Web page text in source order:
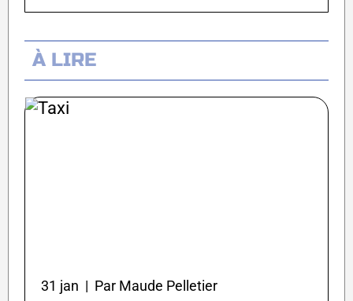
À LIRE
31 jan | Par Maude Pelletier